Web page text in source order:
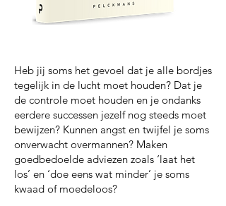
Heb jij soms het gevoel dat je alle bordjes
tegelijk in de lucht moet houden? Dat je
de controle moet houden en je ondanks
eerdere successen jezelf nog steeds moet
bewijzen? Kunnen angst en twijfel je soms
onverwacht overmannen? Maken
goedbedoelde adviezen zoals ‘laat het
los’ en ‘doe eens wat minder’ je soms
kwaad of moedeloos?